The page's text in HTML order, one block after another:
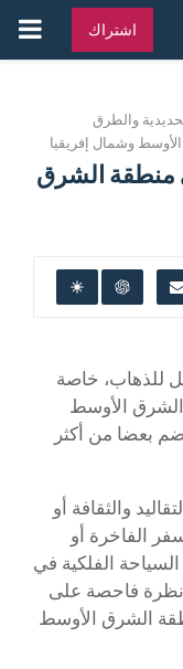
اشتراك
والطرق
في منطقة الشرق
للذهاب، خاصة
الأوسط
بعضا من أكثر
والثقافة أو
الفاخرة أو
الفلكية في
نظرة فاحصة على
الشرق الأوسط